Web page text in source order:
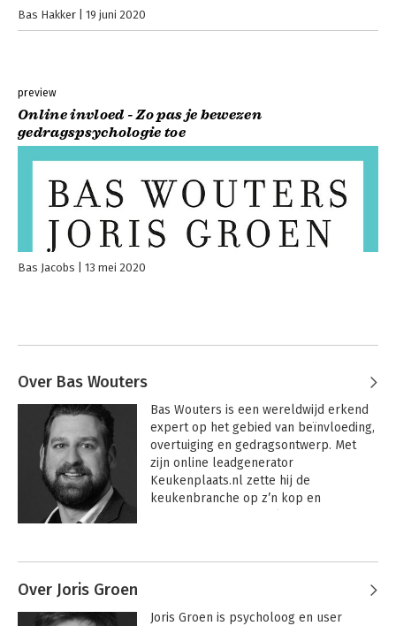
Bas Hakker 19 juni 2020
preview
Online invloed - Zo pas je bewezen
gedragspsychologie toe
Bas Jacobs 13 mei 2020
Over Bas Wouters
Bas Wouters is een wereldwijd erkend
expert op het gebied van beïnvloeding,
overtuiging en gedragsontwerp. Met
zijn online leadgenerator
Keukenplaats.nl zette hij de
keukenbranche op z’n kop en
richten. Als CEO van dit instituut helpt
Over Joris Groen
Joris Groen is psycholoog en user